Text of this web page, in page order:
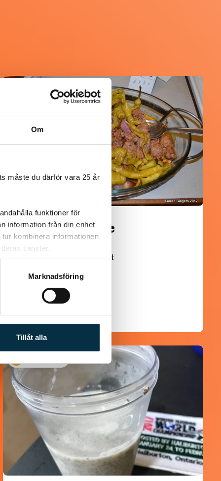
Om
måste du därför vara 25 år
funktioner för
information från din enhet
kombinera informationen
tjänster.
Marknadsföring
Tillåt alla
@koppargrytan
Turkisk köfte
En längtan till Turkisk mat